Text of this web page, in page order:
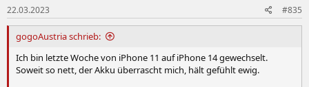
22.03.2023 #835
gogoAustria schrieb:
Ich bin letzte Woche von iPhone 11 auf iPhone 14 gewechselt.
Soweit so nett, der Akku überrascht mich, hält gefühlt ewig.